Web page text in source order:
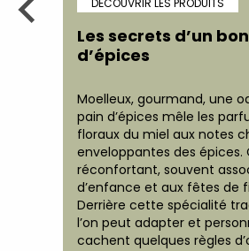
DÉCOUVRIR LES PRODUITS
Les secrets d’un
d’épices
Moelleux, gourmand, une
pain d’épices mêle les
floraux du miel aux notes
enveloppantes des épices.
réconfortant, souvent
d’enfance et aux fêtes de
Derrière cette spécialité
l’on peut adapter et
cachent quelques règles